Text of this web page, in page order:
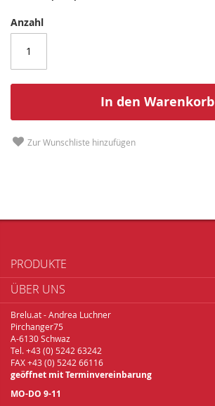
Anzahl
In den Warenkorb
Zur Wunschliste hinzufügen
PRODUKTE
ÜBER UNS
Brelu.at - Andrea Luchner
Pirchanger75
A-6130 Schwaz
Tel. +43 (0) 5242 63242
FAX +43 (0) 5242 66116
geöffnet mit Terminvereinbarung
MO-DO 9-11